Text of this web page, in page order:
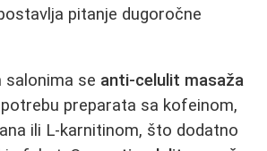
pitanje dugoročne
salonima se anti-celulit masaža
preparata sa kofeinom,
ili L-karnitinom, što dodatno